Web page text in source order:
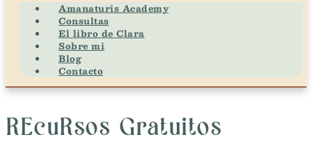
Amanaturis Academy
Consultas
El libro de Clara
Sobre mi
Blog
Contacto
REcuRsos Gratuitos